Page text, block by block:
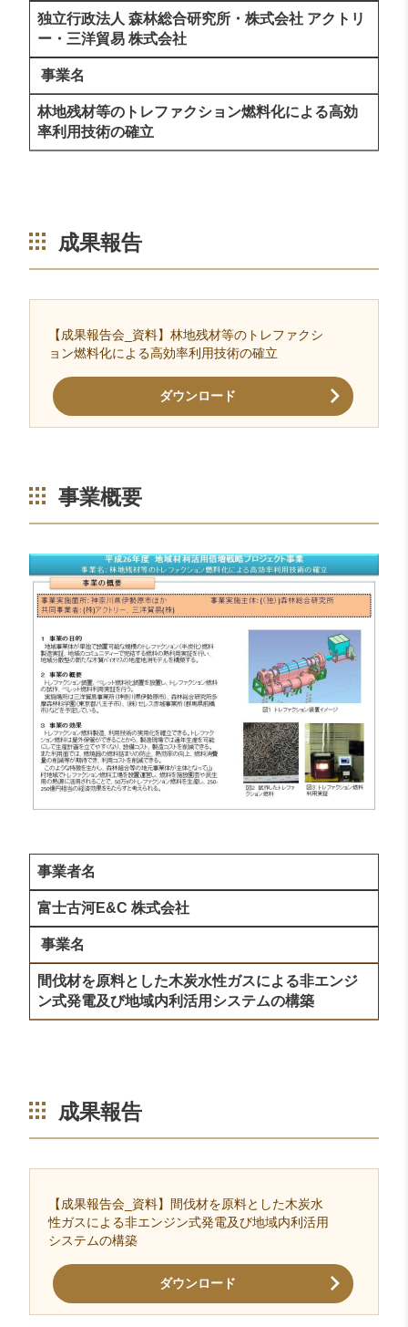
独立行政法人 森林総合研究所・株式会社 アクトリ
ー・三洋貿易 株式会社
事業名
林地残材等のトレファクション燃料化による高効
率利用技術の確立
成果報告
【成果報告会_資料】林地残材等のトレファクシ
ョン燃料化による高効率利用技術の確立
ダウンロード
事業概要
事業者名
富士古河E&C 株式会社
事業名
間伐材を原料とした木炭水性ガスによる非エンジ
ン式発電及び地域内利活用システムの構築
成果報告
【成果報告会_資料】間伐材を原料とした木炭水
性ガスによる非エンジン式発電及び地域内利活用
システムの構築
ダウンロード